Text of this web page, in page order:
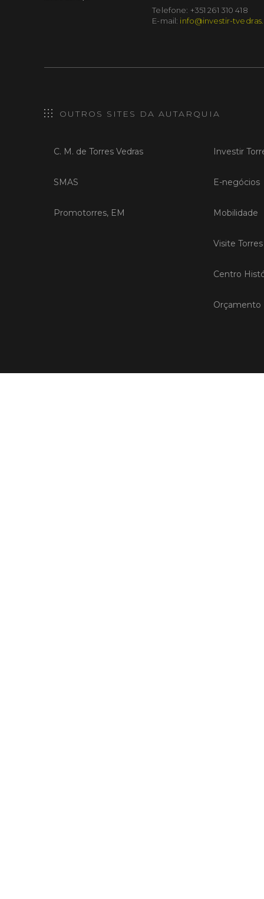
Telefone: +351 261 310 418
E-mail: info@investir-
OUTROS SITES DA AUTARQUIA
C. M. de Torres Vedras
SMAS
Promotorres, EM
Investir
E-negócios
Mobilidade
Visite
Centro
Orçamento